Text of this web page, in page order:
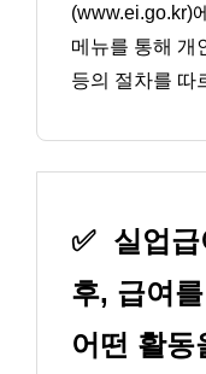
(www.ei.go.kr)
메뉴를 통해 개
등의 절차를 따
✅ 실업
후, 급여
어떤 활동